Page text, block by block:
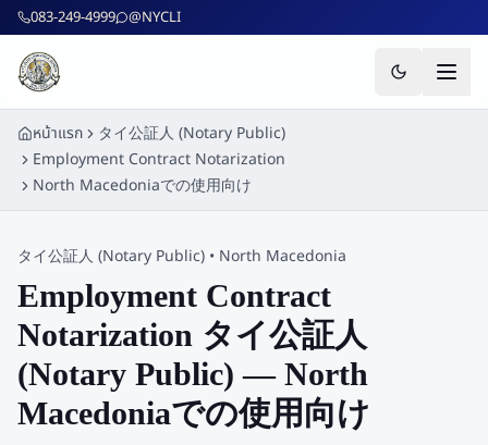
ข้ามไปยังเนื้อหาหลัก
083-249-4999 @NYCLI
หน้าแรก
タイ公証人 (Notary Public)
Employment Contract Notarization
North Macedoniaでの使用向け
タイ公証人 (Notary Public) • North Macedonia
Employment Contract
Notarization タイ公証人
(Notary Public) — North
Macedoniaでの使用向け